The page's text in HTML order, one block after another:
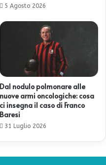
5 Agosto 2026
Dal nodulo polmonare alle
nuove armi oncologiche: cosa
ci insegna il caso di Franco
Baresi
31 Luglio 2026